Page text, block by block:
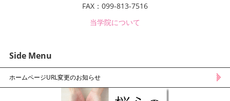
FAX：099-813-7516
当学院について
Side Menu
ホームページURL変更のお知らせ